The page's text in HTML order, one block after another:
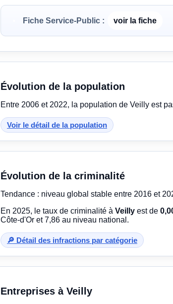
Fiche Service-Public : voir la fiche
Évolution de la population
Entre 2006 et 2022, la population de Veilly est
Voir le détail de la population
Évolution de la criminalité
Tendance : niveau global stable entre 2016 et
En 2025, le taux de criminalité à Veilly est de
Côte-d'Or et 7,86 au niveau national.
🔎 Détail des infractions par catégorie
Entreprises à Veilly